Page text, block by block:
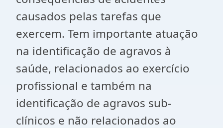
causados pelas tarefas que
exercem. Tem importante atuação
na identificação de agravos à
saúde, relacionados ao exercício
profissional e também na
identificação de agravos sub-
clínicos e não relacionados ao